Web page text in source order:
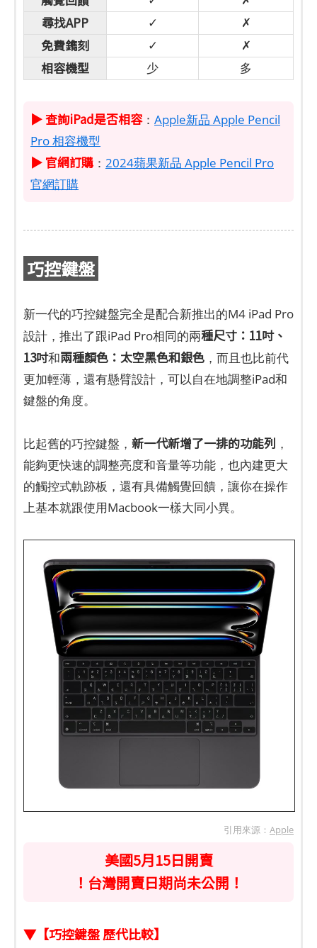
尋找APP ✓ ✗
免費鐫刻 ✓ ✗
相容機型 少 多
▶ 查詢iPad是否相容： Apple新品 Apple Pencil
Pro 相容機型
▶ 官網訂購 ： 2024蘋果新品 Apple Pencil Pro
官網訂購
巧控鍵盤
新一代的巧控鍵盤完全是配合新推出的M4 iPad Pro
設計，推出了跟iPad Pro相同的兩種尺寸：11吋、
13吋和兩種顏色：太空黑色和銀色 ，而且也比前代
更加輕薄，還有懸臂設計，可以自在地調整iPad和
鍵盤的角度。
比起舊的巧控鍵盤， 新一代新增了一排的功能列 ，
能夠更快速的調整亮度和音量等功能，也內建更大
的觸控式軌跡板，還有具備觸覺回饋，讓你在操作
上基本就跟使用Macbook一樣大同小異。
引用來源： Apple
美國5月15日開賣
！台灣開賣日期尚未公開！
▼【巧控鍵盤 歷代比較】